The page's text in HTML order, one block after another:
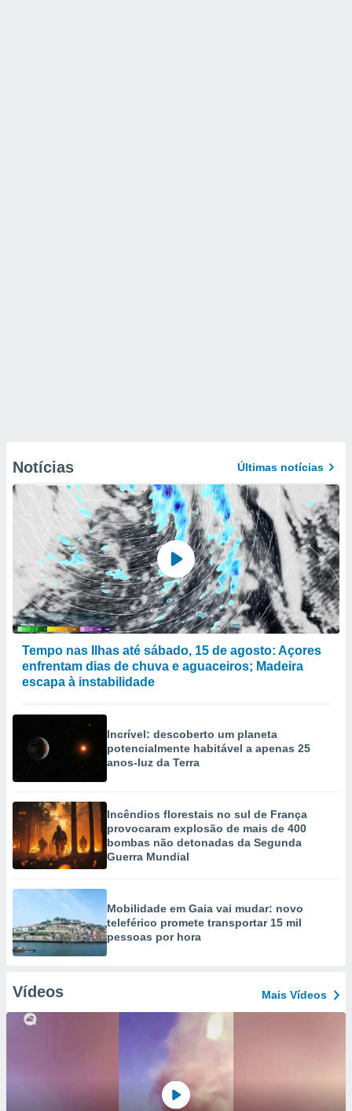
Notícias Últimas notícias
Tempo nas Ilhas até sábado, 15 de agosto: Açores
enfrentam dias de chuva e aguaceiros; Madeira
escapa à instabilidade
Incrível: descoberto um planeta
potencialmente habitável a apenas 25
anos-luz da Terra
Incêndios florestais no sul de França
provocaram explosão de mais de 400
bombas não detonadas da Segunda
Guerra Mundial
Mobilidade em Gaia vai mudar: novo
teleférico promete transportar 15 mil
pessoas por hora
Vídeos Mais Vídeos